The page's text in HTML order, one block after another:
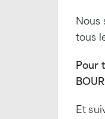
Nous
tous
Pour
Et